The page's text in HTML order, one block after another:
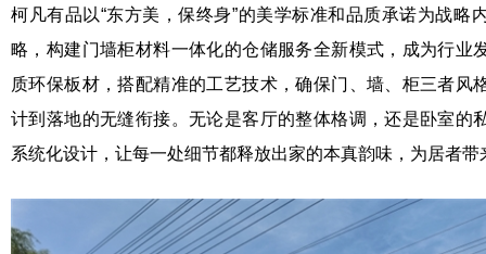
柯凡有品以“东方美，保终身”的美学标准和品质承诺为战略
略，构建门墙柜材料一体化的仓储服务全新模式，成为行业
质环保板材，搭配精准的工艺技术，确保门、墙、柜三者风
计到落地的无缝衔接。无论是客厅的整体格调，还是卧室的
系统化设计，让每一处细节都释放出家的本真韵味，为居者